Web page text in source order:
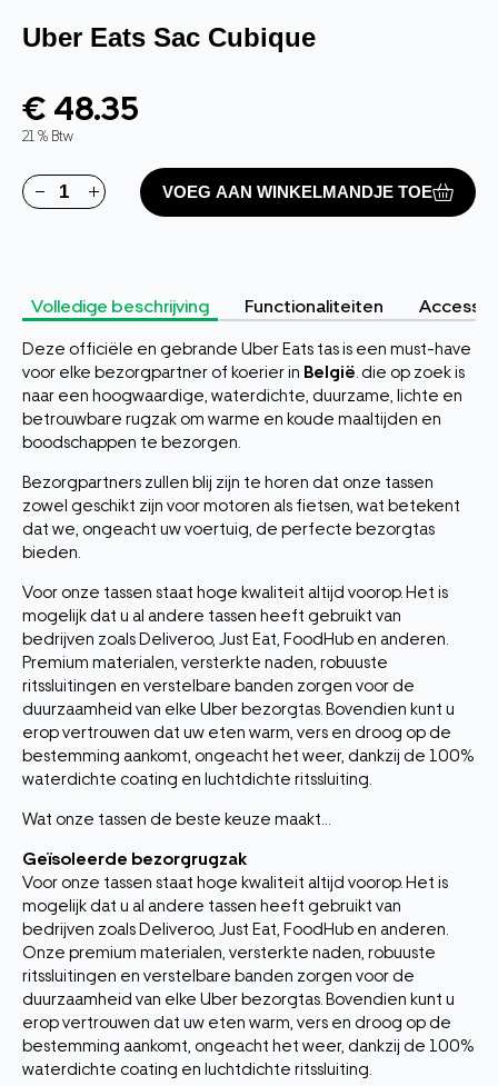
Uber Eats Sac Cubique
€ 48.35
21 % Btw
VOEG AAN WINKELMANDJE TOE
Volledige beschrijving Functionaliteiten
Deze officiële en gebrande Uber Eats tas is een must-have
voor elke bezorgpartner of koerier in België. die op zoek is
naar een hoogwaardige, waterdichte, duurzame, lichte en
betrouwbare rugzak om warme en koude maaltijden en
boodschappen te bezorgen.
Bezorgpartners zullen blij zijn te horen dat onze tassen
zowel geschikt zijn voor motoren als fietsen, wat betekent
dat we, ongeacht uw voertuig, de perfecte bezorgtas
bieden.
Voor onze tassen staat hoge kwaliteit altijd voorop. Het is
mogelijk dat u al andere tassen heeft gebruikt van
bedrijven zoals Deliveroo, Just Eat, FoodHub en anderen.
Premium materialen, versterkte naden, robuuste
ritssluitingen en verstelbare banden zorgen voor de
duurzaamheid van elke Uber bezorgtas. Bovendien kunt u
erop vertrouwen dat uw eten warm, vers en droog op de
bestemming aankomt, ongeacht het weer, dankzij de 100%
waterdichte coating en luchtdichte ritssluiting.
Wat onze tassen de beste keuze maakt…
Geïsoleerde bezorgrugzak
Voor onze tassen staat hoge kwaliteit altijd voorop. Het is
mogelijk dat u al andere tassen heeft gebruikt van
bedrijven zoals Deliveroo, Just Eat, FoodHub en anderen.
Onze premium materialen, versterkte naden, robuuste
ritssluitingen en verstelbare banden zorgen voor de
duurzaamheid van elke Uber bezorgtas. Bovendien kunt u
erop vertrouwen dat uw eten warm, vers en droog op de
bestemming aankomt, ongeacht het weer, dankzij de 100%
waterdichte coating en luchtdichte ritssluiting.